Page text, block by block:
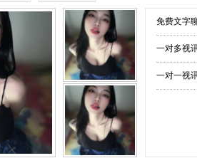
免费文字
一对多视
一对一视